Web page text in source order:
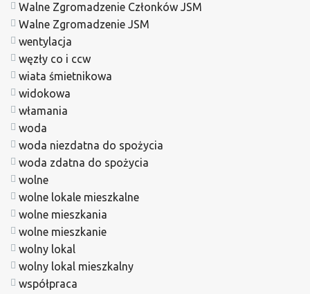
Walne Zgromadzenie Członków JSM
Walne Zgromadzenie JSM
wentylacja
węzły co i ccw
wiata śmietnikowa
widokowa
włamania
woda
woda niezdatna do spożycia
woda zdatna do spożycia
wolne
wolne lokale mieszkalne
wolne mieszkania
wolne mieszkanie
wolny lokal
wolny lokal mieszkalny
współpraca